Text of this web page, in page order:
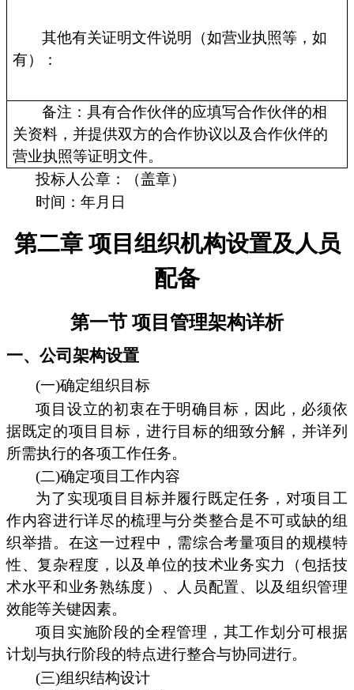
其他有关证明文件说明（如营业执照等，如
有）：
备注：具有合作伙伴的应填写合作伙伴的相
关资料，并提供双方的合作协议以及合作伙伴的
营业执照等证明文件。
投标人公章：（盖章）
时间：年月日
第二章 项目组织机构设置及人员
配备
第一节 项目管理架构详析
一、公司架构设置
(一)确定组织目标
项目设立的初衷在于明确目标，因此，必须依
据既定的项目目标，进行目标的细致分解，并详列
所需执行的各项工作任务。
(二)确定项目工作内容
为了实现项目目标并履行既定任务，对项目工
作内容进行详尽的梳理与分类整合是不可或缺的组
织举措。在这一过程中，需综合考量项目的规模特
性、复杂程度，以及单位的技术业务实力（包括技
术水平和业务熟练度）、人员配置、以及组织管理
效能等关键因素。
项目实施阶段的全程管理，其工作划分可根据
计划与执行阶段的特点进行整合与协同进行。
(三)组织结构设计